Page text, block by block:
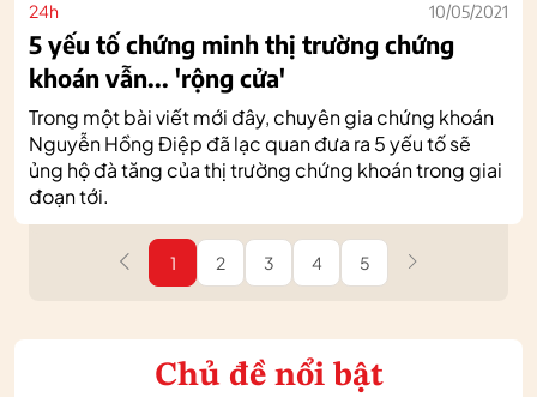
24h 10/05/2021
5 yếu tố chứng minh thị trường chứng
khoán vẫn... 'rộng cửa'
Trong một bài viết mới đây, chuyên gia chứng khoán
Nguyễn Hồng Điệp đã lạc quan đưa ra 5 yếu tố sẽ
ủng hộ đà tăng của thị trường chứng khoán trong giai
đoạn tới.
1 2 3 4 5
Chủ đề nổi bật